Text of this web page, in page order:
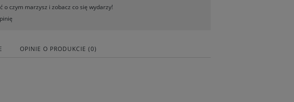
o czym marzysz i zobacz co się wydarzy!
OPINIE O PRODUKCIE (0)